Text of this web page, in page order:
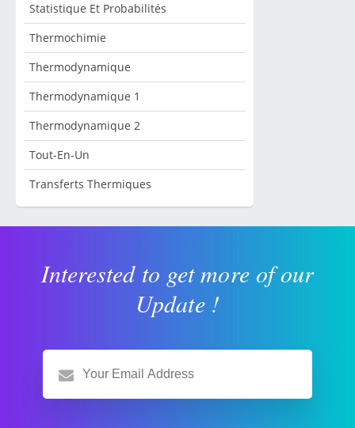
Statistique Et Probabilités
Thermochimie
Thermodynamique
Thermodynamique 1
Thermodynamique 2
Tout-En-Un
Transferts Thermiques
Interested to get more of our
Update !